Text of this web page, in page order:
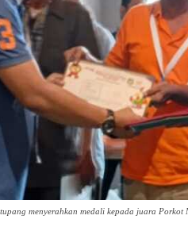
menyerahkan medali kepada juara